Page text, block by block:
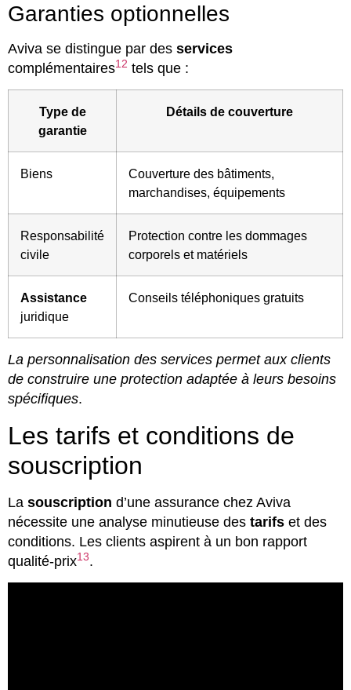
Garanties optionnelles
Aviva se distingue par des services
complémentaires12 tels que :
Type de
garantie
Détails de couverture
Biens
Couverture des bâtiments,
marchandises, équipements
Responsabilité
civile
Protection contre les dommages
corporels et matériels
Assistance
juridique
Conseils téléphoniques gratuits
La personnalisation des services permet aux clients
de construire une protection adaptée à leurs besoins
spécifiques.
Les tarifs et conditions de
souscription
La souscription d’une assurance chez Aviva
nécessite une analyse minutieuse des tarifs et des
conditions. Les clients aspirent à un bon rapport
qualité-prix13.